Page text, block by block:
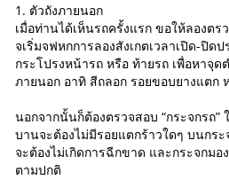
1. ตัวถังภายนอก
เมื่อท่านได้เห็นรถครั้งแรก ขอให้ลองต
จเริ่มจฟหกการลองสังเกตเวลาเปิด-ปิด
กระโปรงหน้ารถ หรือ ท้ายรถ เพื่อหาจุด
ภายนอก อาทิ สีถลอก รอยขอบยางแตก
นอกจากนั้นก็ต้องตรวจสอบ “กระจกรถ”
บานจะต้องไม่มีรอยแตกร้าวใดๆ บนกร
จะต้องไม่เกิดการฉีกขาด และกระจกม
ตามปกติ